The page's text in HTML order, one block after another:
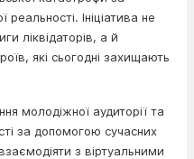
Ініціатива не
ліквідаторів, а й
які сьогодні захищають
молодіжної аудиторії та
за допомогою сучасних
з віртуальними